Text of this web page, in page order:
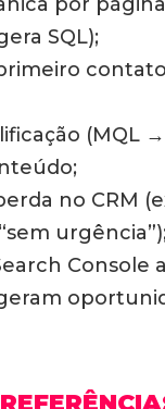
SQL);
(MQL
no CRM
Console